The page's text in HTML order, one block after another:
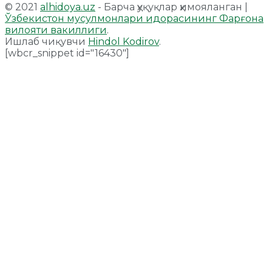
© 2021 alhidoya.uz - Барча ҳуқуқлар ҳимояланган |
Ўзбекистон мусулмонлари идорасининг Фарғона
вилояти вакиллиги.
Ишлаб чиқувчи Hindol Kodirov.
[wbcr_snippet id="16430"]